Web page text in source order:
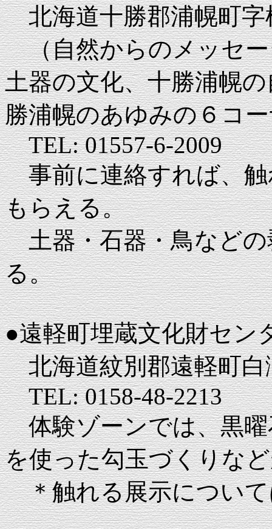
北海道十勝郡浦幌町字
（自然からのメッセー
土器の文化、十勝浦幌
勝浦幌のあゆみの６コ
TEL: 01557-6-2009
事前に連絡すれば、触
もらえる。
土器・石器・鳥などの
る。
●遠軽町埋蔵文化財セン
北海道紋別郡遠軽町白
TEL: 0158-48-2213
体験ゾーンでは、黒曜
を使った勾玉づくりな
＊触れる展示について